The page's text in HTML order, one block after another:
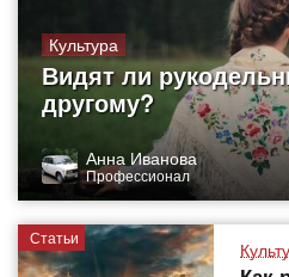
Культура
Видят ли
другому?
Анна Иванова
Профессионал
Статьи